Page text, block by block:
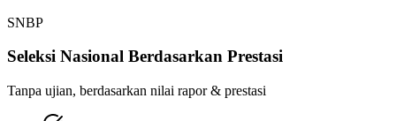
SNBP
Seleksi Nasional Berdasarkan Prestasi
Tanpa ujian, berdasarkan nilai rapor & prestasi